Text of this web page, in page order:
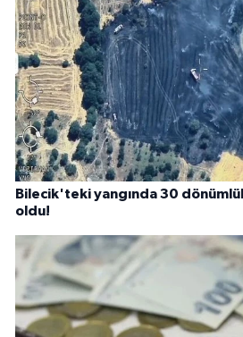
Bilecik'teki yangında 30
oldu!